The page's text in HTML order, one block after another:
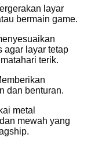
layar
bermain game.
agar layar tetap
terik.
dan benturan.
metal
mewah yang